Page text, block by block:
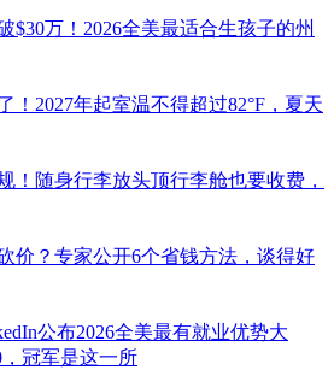
$30万！2026全美最适合生孩子的州
！2027年起室温不得超过82°F，夏天
！随身行李放头顶行李舱也要收费，
价？专家公开6个省钱方法，谈得好
公布2026全美最有就业优势大
冠军是这一所